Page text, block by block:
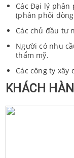
Các Đại lý phân
(phân phối
Các chủ đầu tư
Người có nhu
thẩm mỹ.
Các công ty
KHÁCH